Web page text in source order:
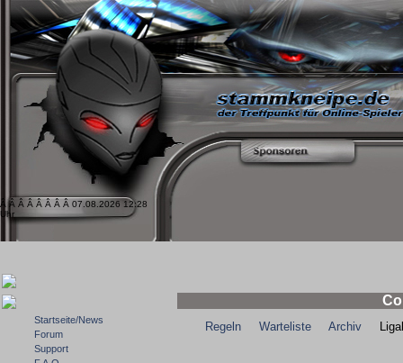
Â Â Â Â Â Â Â Â 07.08.2026 12:28
Uhr
Startseite/News
Forum
Support
Regeln Warteliste Archiv